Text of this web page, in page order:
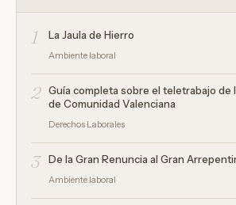
1 La Jaula de Hierro
Ambiente laboral
2
Guía completa sobre el teletrabajo de
de Comunidad Valenciana
Derechos Laborales
3 De la Gran Renuncia al Gran
Ambiente laboral